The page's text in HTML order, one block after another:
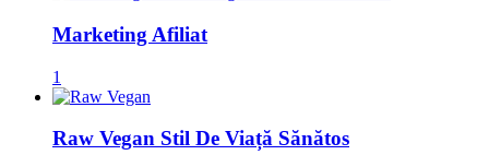
Marketing Afiliat
1
Raw Vegan Stil De Viață Sănătos